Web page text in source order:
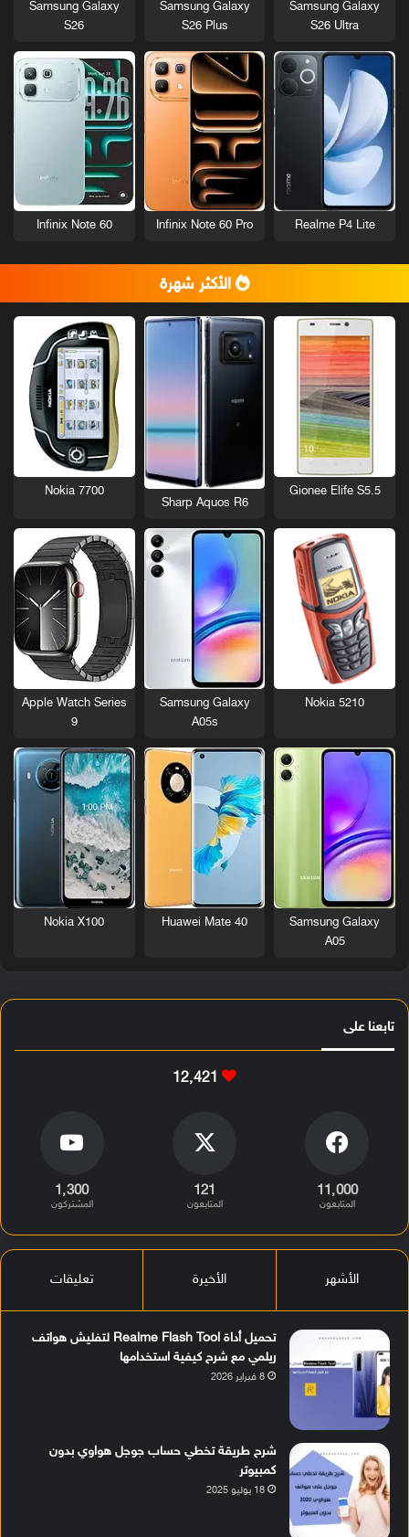
Samsung Galaxy
S26 Ultra
Samsung Galaxy
S26 Plus
Samsung Galaxy
S26
Realme P4 Lite
Infinix Note 60 Pro
Infinix Note 60
الأكثر شهرة
Gionee Elife S5.5
Sharp Aquos R6
Nokia 7700
Nokia 5210
Samsung Galaxy
A05s
Apple Watch Series
9
Samsung Galaxy
A05
Huawei Mate 40
Nokia X100
تابعنا على
12٬421
11٬000
المتابعون
121
المتابعون
1٬300
المشتركون
الأشهر الأخيرة تعليقات
تحميل أداة Realme Flash Tool لتفليش هواتف
ريلمي مع شرح كيفية استخدامها
8 فبراير 2026
شرح طريقة تخطي حساب جوجل هواوي بدون
كمبيوتر
18 يوليو 2025